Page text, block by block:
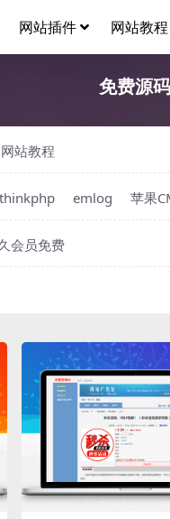
网站插件 网站教程
免费源码
网站教程
thinkphp emlog 苹果
会员免费